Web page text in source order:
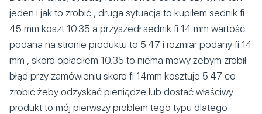
jeden i jak to zrobić , druga sytuacja to kupiłem sednik fi
45 mm koszt 10.35 a przyszedł sednik fi 14 mm wartość
podana na stronie produktu to 5.47 i rozmiar podany fi 14
mm , skoro opłaciłem 10.35 to niema mowy żebym zrobił
błąd przy zamówieniu skoro fi 14mm kosztuje 5.47 co
zrobić żeby odzyskać pieniądze lub dostać właściwy
produkt to mój pierwszy problem tego typu dlatego